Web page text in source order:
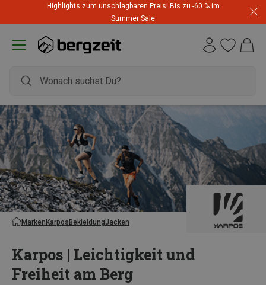
Highlights zum unschlagbaren Preis! Bis zu -60 % im
Summer Sale
MarkenKarposBekleidungJacken
Karpos | Leichtigkeit und
Freiheit am Berg